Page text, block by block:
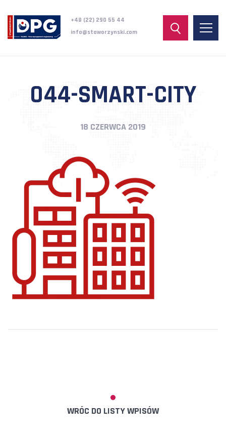
+48 (22) 290 55 44
info@staworzynski.com
044-SMART-CITY
18 CZERWCA 2019
WRÓC DO LISTY WPISÓW